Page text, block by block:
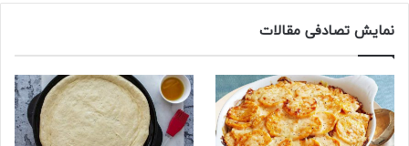
س
ب
و
ک
ی
ت
ر
ت
ر
ی
ی
و
ب
پ
ر
س
نمایش تصادفی مقالات